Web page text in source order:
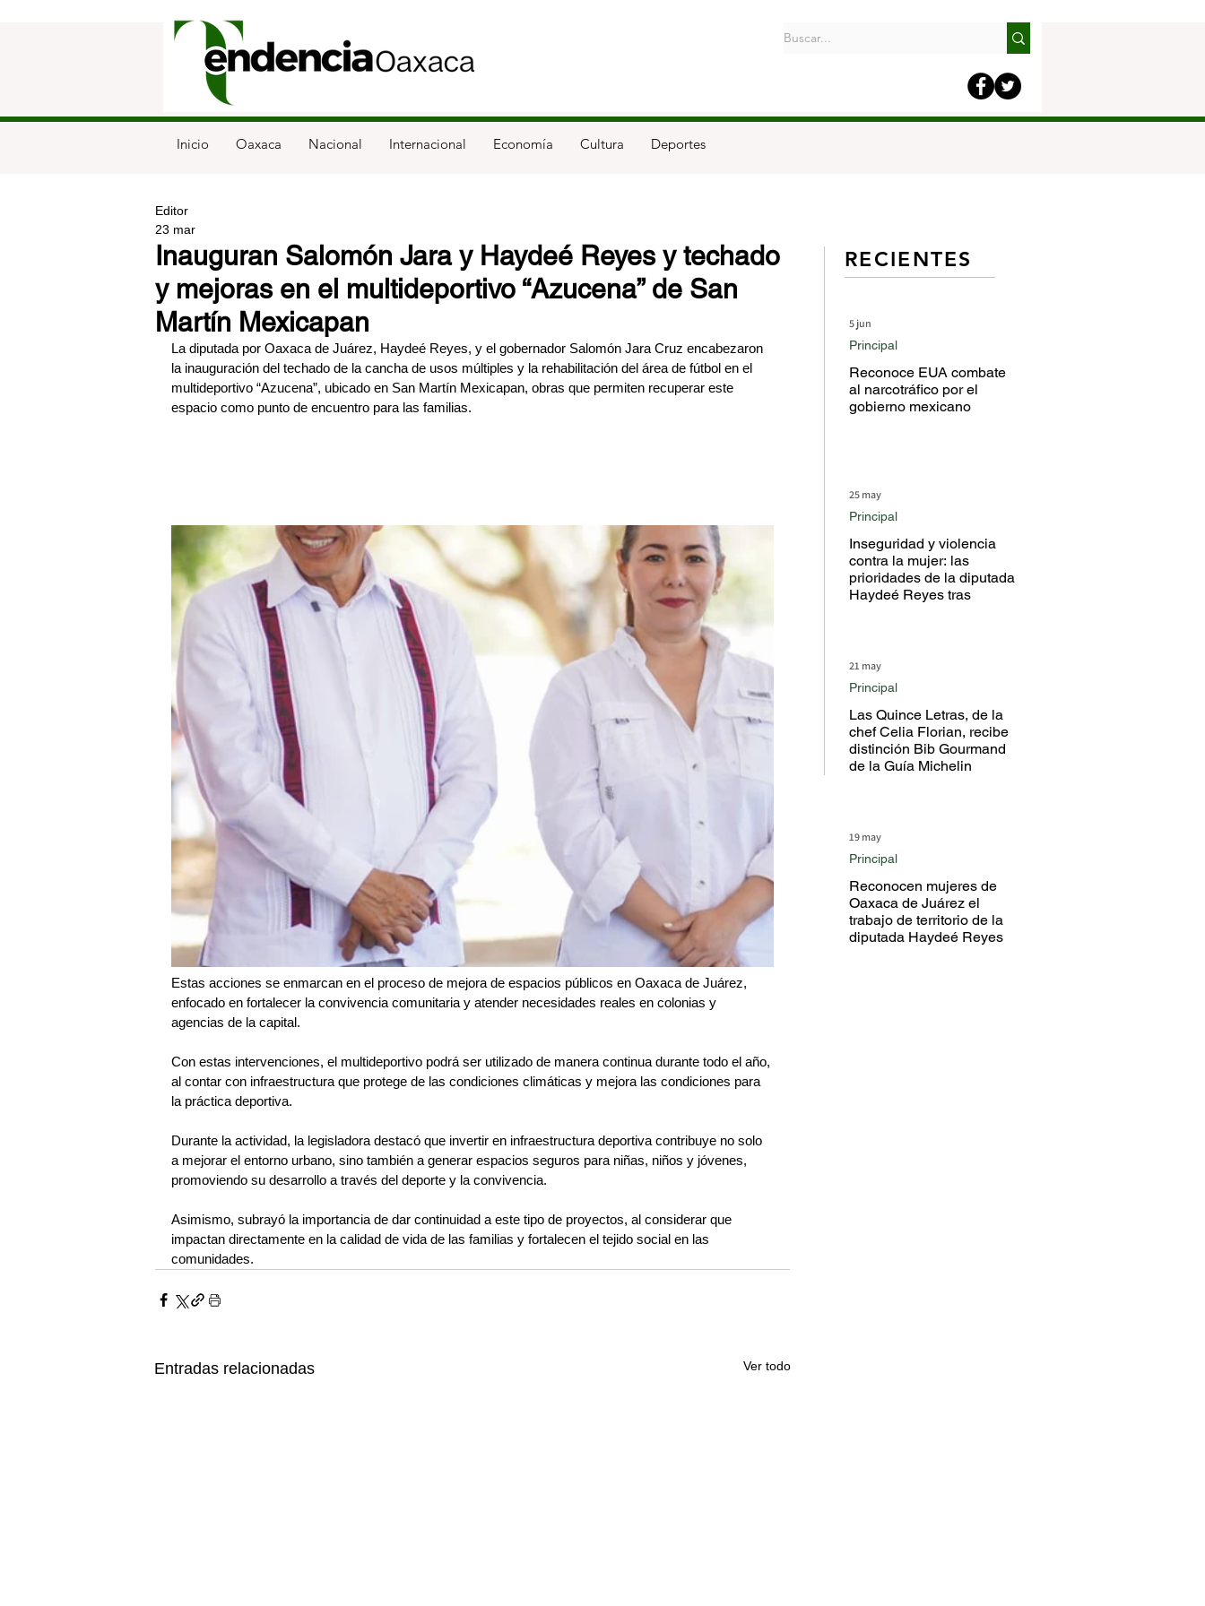
Inicio Oaxaca Nacional Internacional Economía Cultura Deportes
Inauguran Salomón Jara y Haydeé Reyes y techado
y mejoras en el multideportivo “Azucena” de San
Martín Mexicapan
Editor
23 mar
La diputada por Oaxaca de Juárez, Haydeé Reyes, y el gobernador Salomón Jara Cruz encabezaron
la inauguración del techado de la cancha de usos múltiples y la rehabilitación del área de fútbol en el
multideportivo “Azucena”, ubicado en San Martín Mexicapan, obras que permiten recuperar este
espacio como punto de encuentro para las familias.
Estas acciones se enmarcan en el proceso de mejora de espacios públicos en Oaxaca de Juárez,
enfocado en fortalecer la convivencia comunitaria y atender necesidades reales en colonias y
agencias de la capital.
Con estas intervenciones, el multideportivo podrá ser utilizado de manera continua durante todo el año,
al contar con infraestructura que protege de las condiciones climáticas y mejora las condiciones para
la práctica deportiva.
Durante la actividad, la legisladora destacó que invertir en infraestructura deportiva contribuye no solo
a mejorar el entorno urbano, sino también a generar espacios seguros para niñas, niños y jóvenes,
promoviendo su desarrollo a través del deporte y la convivencia.
Asimismo, subrayó la importancia de dar continuidad a este tipo de proyectos, al considerar que
impactan directamente en la calidad de vida de las familias y fortalecen el tejido social en las
comunidades.
Entradas relacionadas Ver todo
Reconoce EUA combate
al narcotráfico por el
gobierno mexicano
Principal
5 jun
Inseguridad y violencia
contra la mujer: las
prioridades de la diputada
Haydeé Reyes tras
Principal
25 may
Las Quince Letras, de la
chef Celia Florian, recibe
distinción Bib Gourmand
de la Guía Michelin
Principal
21 may
Reconocen mujeres de
Oaxaca de Juárez el
trabajo de territorio de la
diputada Haydeé Reyes
Principal
19 may
RECIENTES